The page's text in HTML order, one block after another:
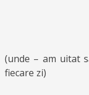
(unde – am uitat
fiecare zi)